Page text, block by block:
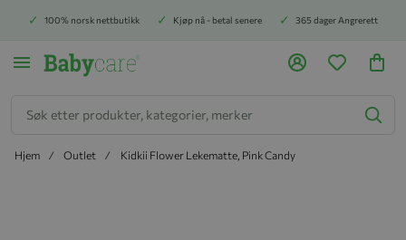
100% norsk nettbutikk Kjøp nå - betal senere 365 dager Angrerett
Hjem Outlet Kidkii Flower Lekematte, Pink Candy